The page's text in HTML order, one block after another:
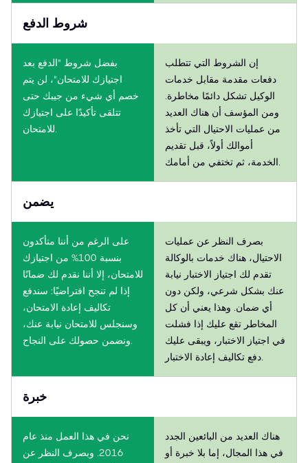
شروط الدفع
بفضل شروط "الدفع بعد
اجتيازك للامتحان"، لن يتم
خصم أي شيء من جيبك حتى
تتلقى تأكيدًا على اجتيازك
إن الشروط التي تتطلب
دفعات مقدمة مقابل خدمات
الوكيل تشكل دائمًا مخاطرة.
ومن المؤسف أن هناك العديد
من عمليات الاحتيال التي تأخذ
أموالك أولاً، قبل تقديم
يضمن
على الرغم من أننا متأكدون
بنسبة 100% من اجتيازك
للامتحان، إلا أننا نقدم لك ضمانًا
إذا لم تنجح افتراضيًا: سندفع
تكاليف إعادة الامتحان،
وسنجلس للامتحان نيابة عنك،
بصرف النظر عن عمليات
الاحتيال، هناك خدمات بالوكالة
تقدم لك اجتياز الاختبار نيابة
عنك بشكل شرعي، ولكن دون
أي ضمان. وهذا يعني أن كل
المخاطر تقع عليك إذا فشلت
في اجتياز الاختبار، ويبقى عليك
خبرة
نحن في هذا العمل منذ عام
2016. وبصرف النظر عن
هناك العديد من البائعين الجدد
في هذا المجال، إما بلا خبرة أو